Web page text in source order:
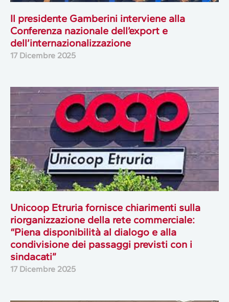
Il presidente Gamberini interviene alla
Conferenza nazionale dell’export e
dell’internazionalizzazione
17 Dicembre 2025
Unicoop Etruria fornisce chiarimenti sulla
riorganizzazione della rete commerciale:
“Piena disponibilità al dialogo e alla
condivisione dei passaggi previsti con i
sindacati”
17 Dicembre 2025